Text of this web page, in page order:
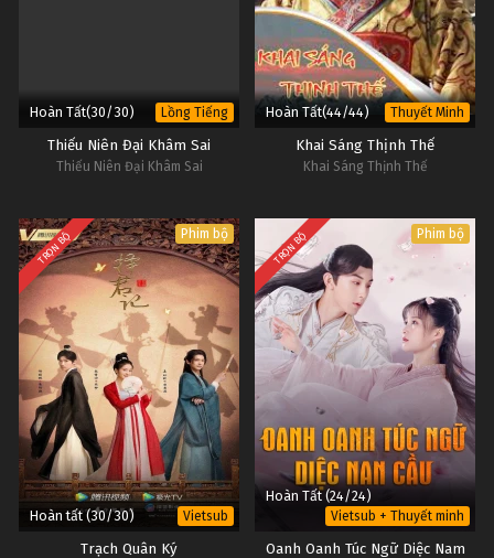
Hoàn Tất(30/30) Lồng Tiếng
Thiếu Niên Đại Khâm Sai
Thiếu Niên Đại Khâm Sai
Hoàn Tất(44/44) Thuyết Minh
Khai Sáng Thịnh Thế
Khai Sáng Thịnh Thế
TRỌN BỘ Phim bộ
Hoàn tất (30/30) Vietsub
Trạch Quân Ký
TRỌN BỘ Phim bộ
Hoàn Tất (24/24)
Vietsub + Thuyết minh
Oanh Oanh Túc Ngữ Diệc Nam